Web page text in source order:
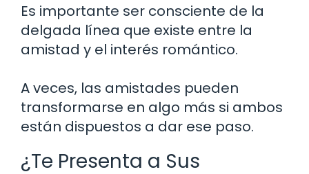
Es importante ser consciente de la
delgada línea que existe entre la
amistad y el interés romántico.
A veces, las amistades pueden
transformarse en algo más si ambos
están dispuestos a dar ese paso.
¿Te Presenta a Sus